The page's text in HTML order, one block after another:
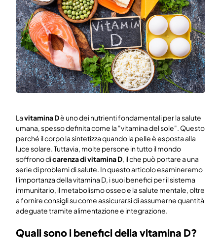
Prenota una demo gratis
Lavitamina Dè uno dei nutrienti fondamentali per la salute
umana, spesso definita come la "vitamina del sole". Questo
perché il corpo la sintetizza quando la pelle è esposta alla
luce solare. Tuttavia, molte persone in tutto il mondo
soffrono dicarenza di vitamina D, il che può portare a una
serie di problemi di salute. In questo articolo esamineremo
l'importanza della vitamina D, i suoi benefici per il sistema
immunitario, il metabolismo osseo e la salute mentale, oltre
a fornire consigli su come assicurarsi di assumerne quantità
adeguate tramite alimentazione e integrazione.
Quali sono i benefici della vitamina D?